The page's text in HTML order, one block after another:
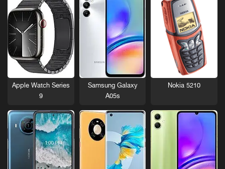
Nokia 5210
Samsung Galaxy
A05s
Apple Watch Series
9